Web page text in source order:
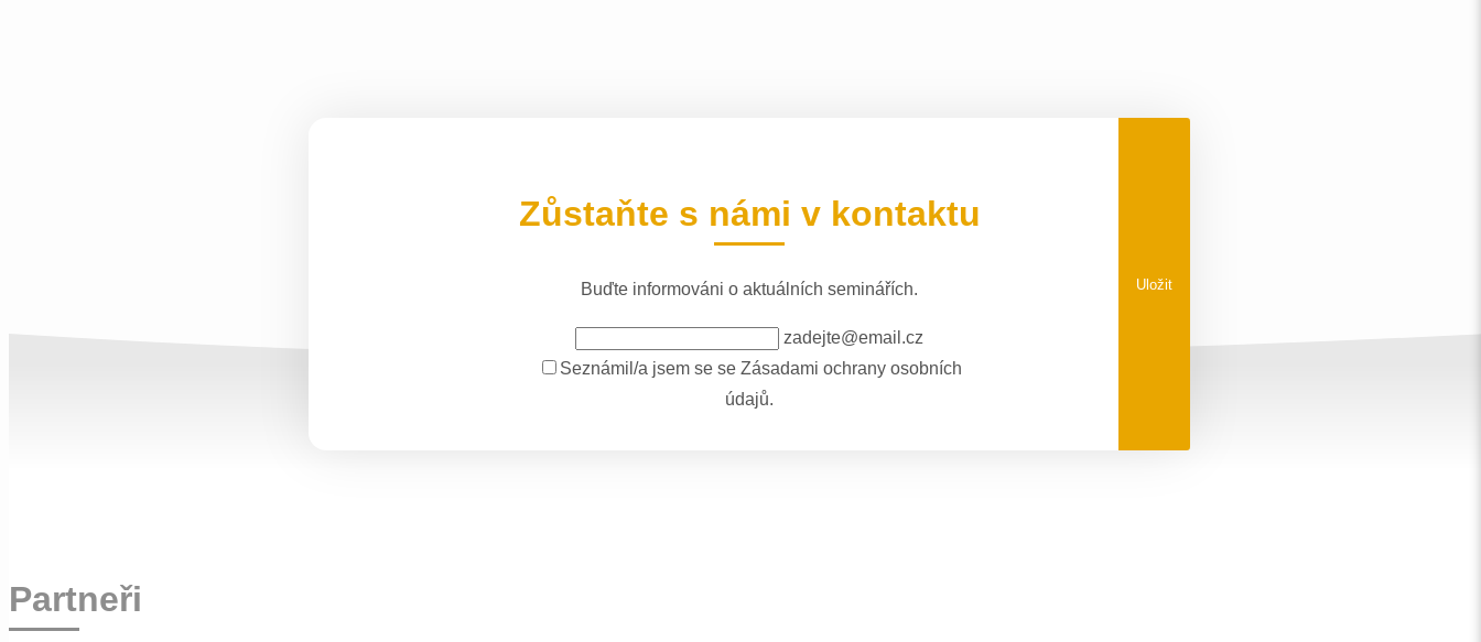
Zůstaňte s námi v kontaktu
Buďte informováni o aktuálních seminářích.
zadejte@email.cz
Uložit
Seznámil/a jsem se se Zásadami ochrany osobních
údajů.
Partneři